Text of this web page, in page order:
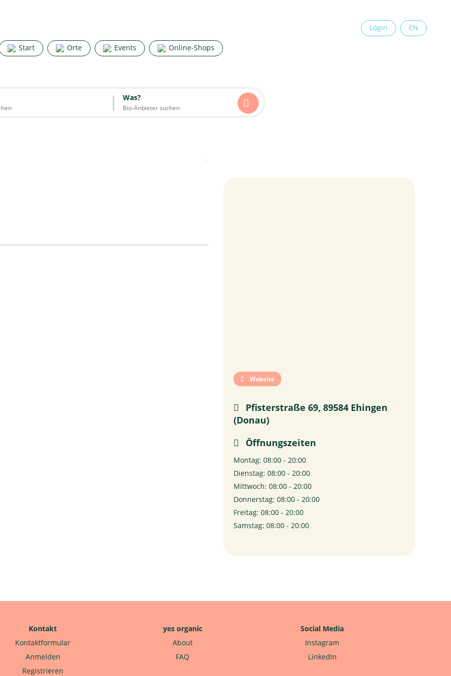
Start Orte Events Online-Shops
Login EN
Was?
×
Start Orte Events Online-Shops
Was?
Website
Pfisterstraße 69, 89584 Ehingen
(Donau)
Öffnungszeiten
Montag: 08:00 - 20:00
Dienstag: 08:00 - 20:00
Mittwoch: 08:00 - 20:00
Donnerstag: 08:00 - 20:00
Freitag: 08:00 - 20:00
Samstag: 08:00 - 20:00
Kontakt
Kontaktformular
Anmelden
Registrieren
yes organic
About
FAQ
Social Media
Instagram
LinkedIn